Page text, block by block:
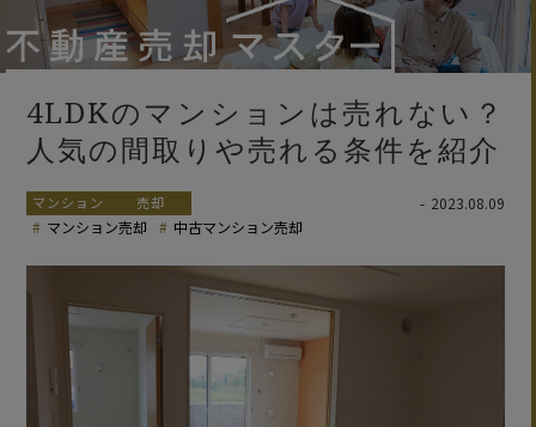
4LDKのマンションは売れない？
人気の間取りや売れる条件を紹介
マンション 売却
マンション売却 中古マンション売却
2023.08.09